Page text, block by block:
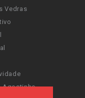
Vedras
Agostinho